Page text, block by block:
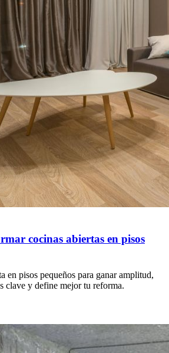
cocinas abiertas en pisos
en pisos pequeños para ganar amplitud,
clave y define mejor tu reforma.